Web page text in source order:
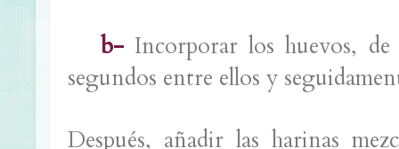
b-Incorporar los huevos,
segundos entre ellos y
Después, añadir las harinas